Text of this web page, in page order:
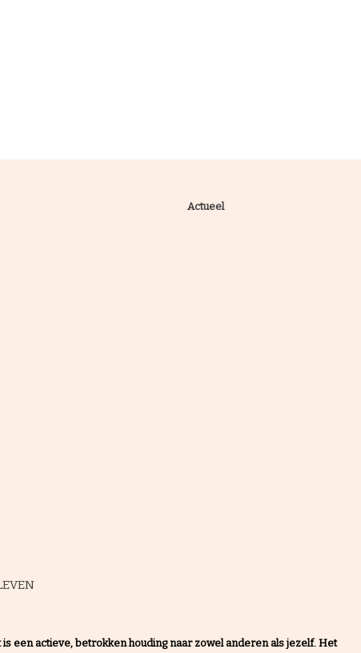
Actueel
een actieve, betrokken houding naar zowel anderen als jezelf. Het